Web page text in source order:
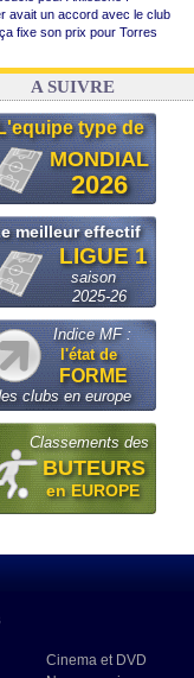
avait un accord avec le club
fixe son prix pour Torres
souhaite rejoindre le PSG !
A SUIVRE
type de
MONDIAL
2026
meilleur effectif
LIGUE 1
saison
2025-26
Indice MF :
l'état de
FORME
clubs en europe
Classements des
BUTEURS
en EUROPE
Cinema et DVD